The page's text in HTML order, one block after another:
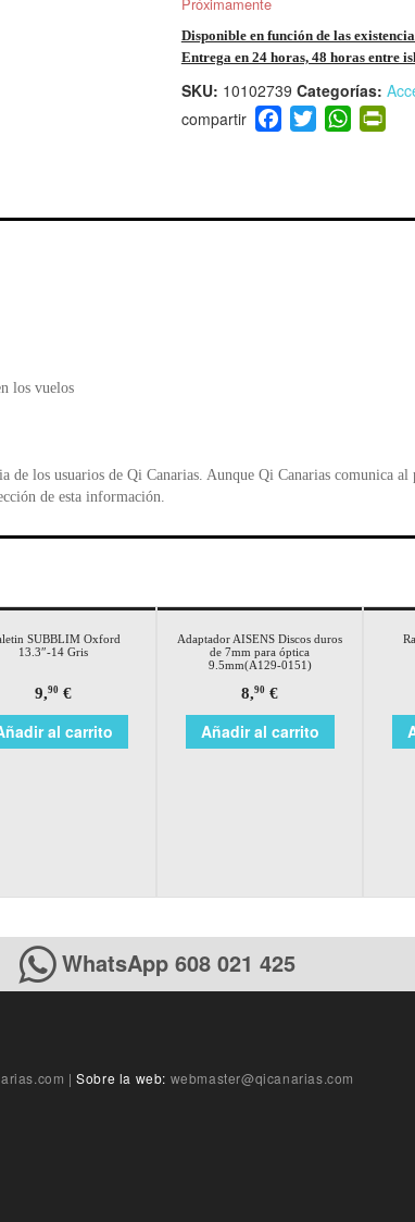
Disponible en función de las
Entrega en 24 horas, 48 horas entre
SKU: 10102739 Categorías:
F
a
b
T
wi
W
h
A
Pr
in
e
los vuelos
de los usuarios de Qi Canarias. Aunque Qi Canarias comunica
de esta información.
SUBBLIM Oxford
13.3″-14 Gris
9,90 €
al carrito
Adaptador AISENS Discos duros
de 7mm para óptica
9.5mm(A129-0151)
8,90 €
Añadir al carrito
WhatsApp 608 021 425
| Sobre la web: webmaster@qicanarias.com